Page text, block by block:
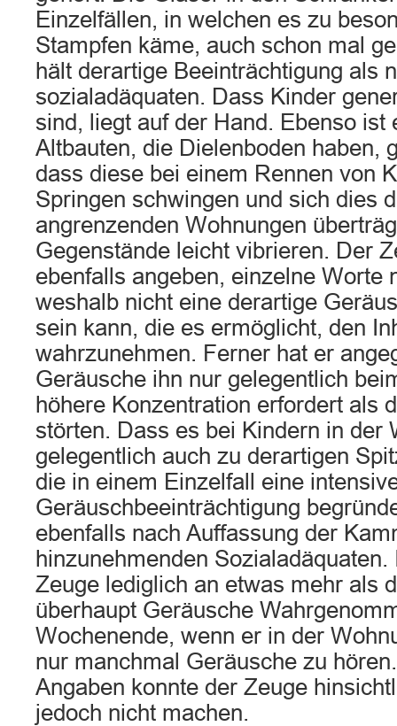
Einzelfällen, in welchen es zu
Stampfen käme, auch schon mal
hält derartige Beeinträchtigung als
sozialadäquaten. Dass Kinder
sind, liegt auf der Hand. Ebenso ist
Altbauten, die Dielenboden haben,
dass diese bei einem Rennen von
Springen schwingen und sich dies
angrenzenden Wohnungen
Gegenstände leicht vibrieren. Der
ebenfalls angeben, einzelne Worte
weshalb nicht eine derartige
sein kann, die es ermöglicht, den
wahrzunehmen. Ferner hat er
Geräusche ihn nur gelegentlich
höhere Konzentration erfordert als
störten. Dass es bei Kindern in der
gelegentlich auch zu derartigen
die in einem Einzelfall eine
Geräuschbeeinträchtigung
ebenfalls nach Auffassung der
hinzunehmenden
Zeuge lediglich an etwas mehr als
überhaupt Geräusche
Wochenende, wenn er in der
nur manchmal Geräusche zu
Angaben konnte der Zeuge
jedoch nicht machen.